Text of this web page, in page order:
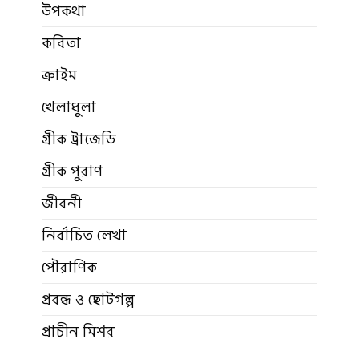
উপকথা
কবিতা
ক্রাইম
খেলাধুলা
গ্রীক ট্রাজেডি
গ্রীক পুরাণ
জীবনী
নির্বাচিত লেখা
পৌরাণিক
প্রবন্ধ ও ছোটগল্প
প্রাচীন মিশর